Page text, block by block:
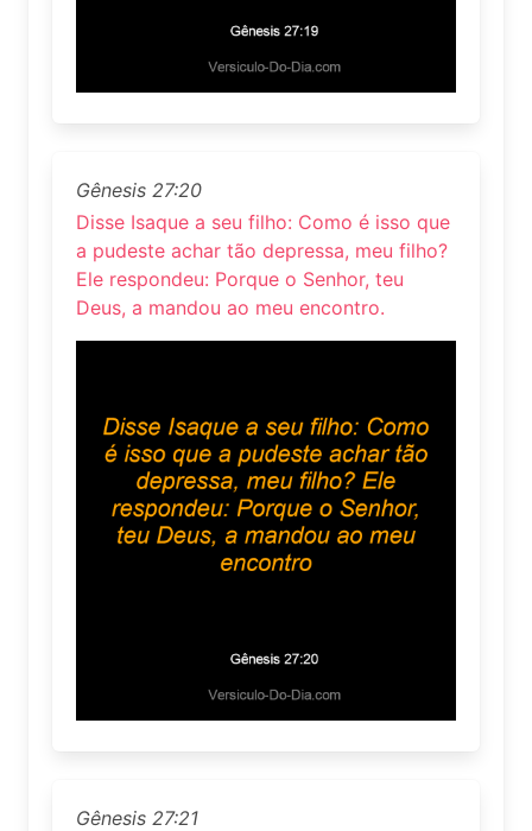
Gênesis 27:20
Disse Isaque a seu filho: Como é isso que
a pudeste achar tão depressa, meu filho?
Ele respondeu: Porque o Senhor, teu
Deus, a mandou ao meu encontro.
Gênesis 27:21